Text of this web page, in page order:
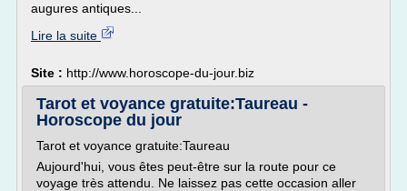
augures antiques...
Lire la suite
Site : http://www.horoscope-du-jour.biz
Tarot et voyance gratuite:Taureau -
Horoscope du jour
Tarot et voyance gratuite:Taureau
Aujourd'hui, vous êtes peut-être sur la route pour ce
voyage très attendu. Ne laissez pas cette occasion aller